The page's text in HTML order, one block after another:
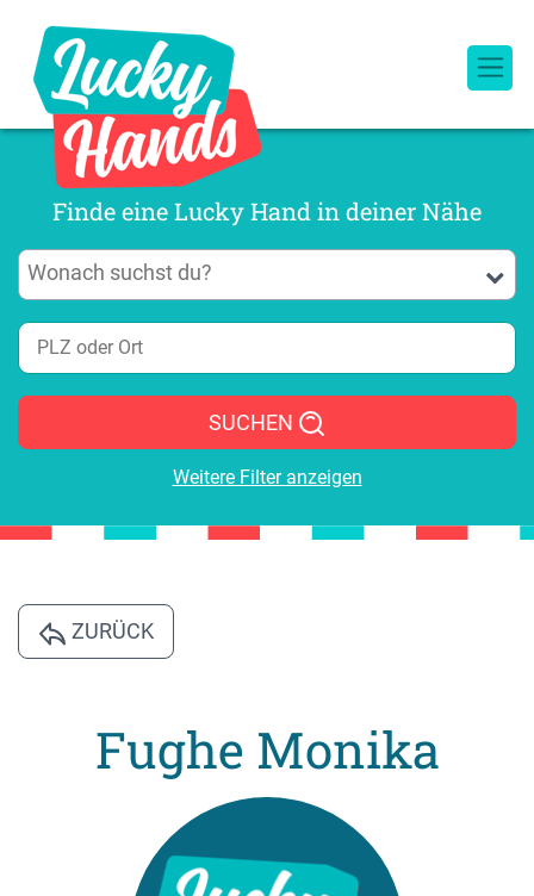
Finde eine Lucky Hand in deiner Nähe
SUCHEN
Weitere Filter anzeigen
ZURÜCK
Fughe Monika